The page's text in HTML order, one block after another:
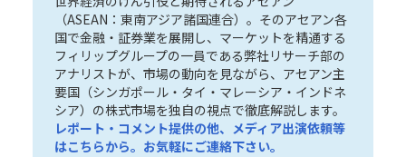
（ASEAN：東南アジア諸国連合）。そのアセアン各
国で金融・証券業を展開し、マーケットを精通する
フィリップグループの一員である弊社リサーチ部の
アナリストが、市場の動向を見ながら、アセアン主
要国（シンガポール・ タイ ・ マレーシア ・ インドネ
シア）の株式市場を独自の視点で徹底解説します。
レポート・コメント提供の他、メディア出演依頼等
はこちらから。お気軽にご連絡下さい。